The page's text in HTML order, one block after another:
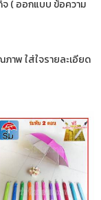
จ ( ออกแบบ ข้อความ
าพ ใส่ใจรายละเอียด